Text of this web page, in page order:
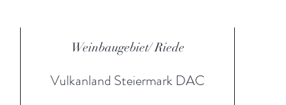
0,0 g
Gesättigte Fettsäuren
0,0 g
Eiweiß
Weinbaugebiet/ Riede
Vulkanland Steiermark DAC